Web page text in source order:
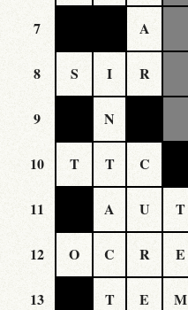
7 A
8 S I R
9 N
10 T T C
11 A U T
12 O C R E
13 T E M